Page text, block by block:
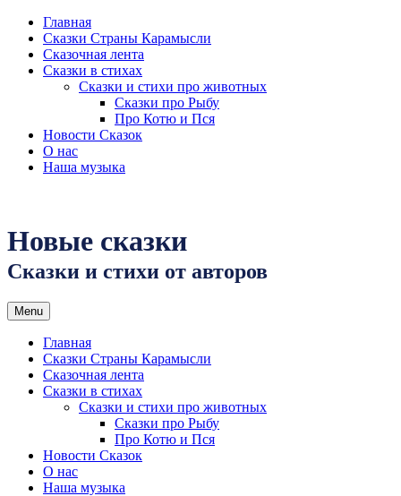
Skip
content
Главная
Сказки Страны Карамысли
Сказочная лента
Сказки в стихах
Сказки и стихи про животных
Сказки про Рыбу
Про Котю и Пся
Новости Сказок
О нас
Наша музыка
Новые сказки
Сказки и стихи от авторов
Menu
Главная
Сказки Страны Карамысли
Сказочная лента
Сказки в стихах
Сказки и стихи про животных
Сказки про Рыбу
Про Котю и Пся
Новости Сказок
О нас
Наша музыка